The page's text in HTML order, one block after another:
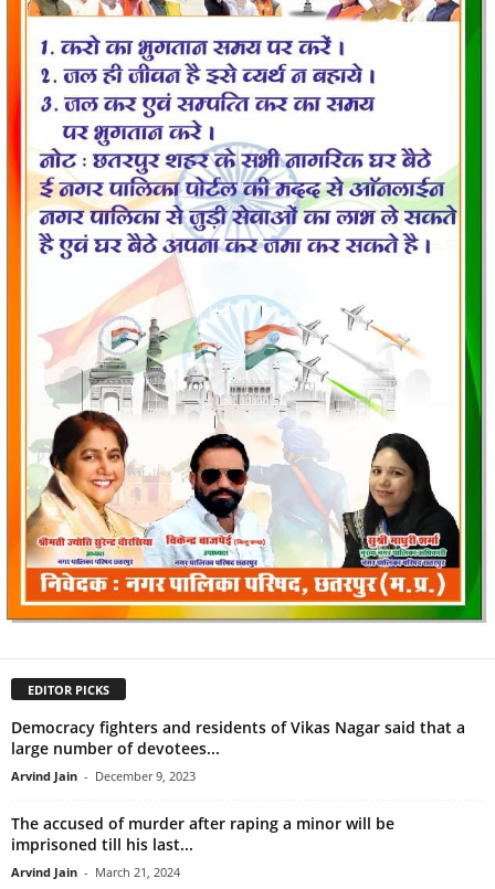
EDITOR PICKS
Democracy fighters and residents of Vikas Nagar said that a
large number of devotees...
Arvind Jain - December 9, 2023
The accused of murder after raping a minor will be
imprisoned till his last...
Arvind Jain - March 21, 2024